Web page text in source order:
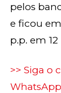
pelos
e ficou
p.p. em 12
>> Siga o
WhatsApp